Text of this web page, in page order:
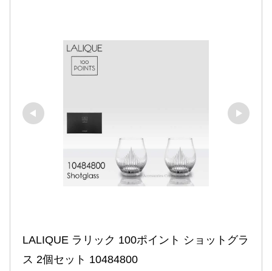
LALIQUE ラリック 100ポイント ショットグラ
ス 2個セット 10484800